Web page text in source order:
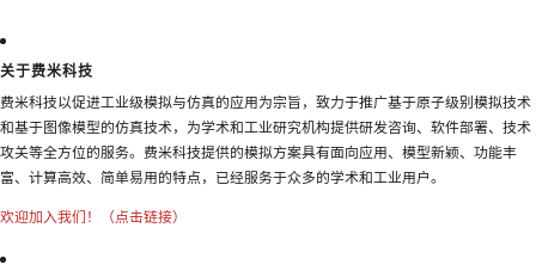
关于费米科技
费米科技以促进工业级模拟与仿真的应用为宗旨，致力于推广基于原子级别模拟技术
和基于图像模型的仿真技术，为学术和工业研究机构提供研发咨询、软件部署、技术
攻关等全方位的服务。费米科技提供的模拟方案具有面向应用、模型新颖、功能丰
富、计算高效、简单易用的特点，已经服务于众多的学术和工业用户。
欢迎加入我们！（点击链接）